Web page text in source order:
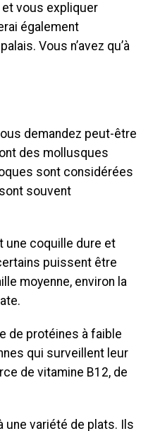
vous expliquer
également
Vous n’avez qu’à
demandez peut-être
des mollusques
sont considérées
souvent
une coquille dure et
puissent être
moyenne, environ la
de protéines à faible
qui surveillent leur
de vitamine B12, de
variété de plats. Ils